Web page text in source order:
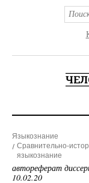
Языкознание
Сравнительно-
языкознание
автореферат
10.02.20